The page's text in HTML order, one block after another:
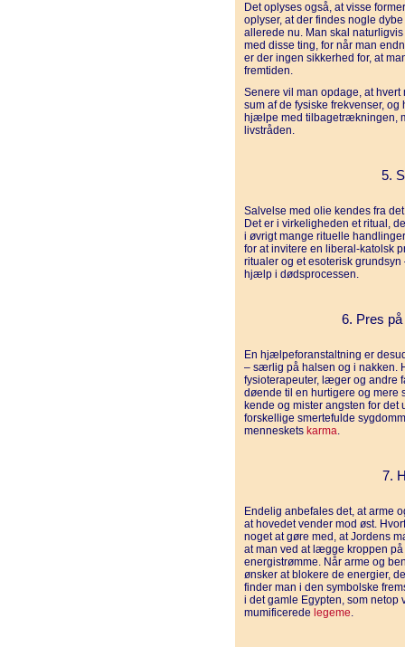
Det oplyses også, at visse
oplyser, at der findes nogle
allerede nu. Man skal
med disse ting, for når man
er der ingen sikkerhed for, at
fremtiden.
Senere vil man opdage, at
sum af de fysiske frekvenser,
hjælpe med tilbagetrækningen,
livstråden.
5.
Salvelse med olie kendes fra
Det er i virkeligheden et ritual,
i øvrigt mange rituelle
for at invitere en liberal-katolsk
ritualer og et esoterisk
hjælp i dødsprocessen.
6. Pres
En hjælpeforanstaltning er
– særlig på halsen og i nakken.
fysioterapeuter, læger og andre
døende til en hurtigere og mere
kende og mister angsten for
forskellige smertefulde
menneskets karma.
7.
Endelig anbefales det, at arme
at hovedet vender mod øst.
noget at gøre med, at Jordens
at man ved at lægge kroppen
energistrømme. Når arme og
ønsker at blokere de energier,
finder man i den symbolske
i det gamle Egypten, som netop
mumificerede legeme.